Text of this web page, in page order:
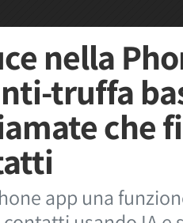
nella
truffa
che
app una